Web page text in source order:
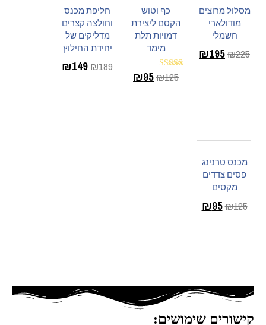
מסלול מרוצים
מודולארי
חשמלי
₪225
₪195
כף וטוש
הקסם ליצירת
דמויות תלת
מימד
דורג
5.00
₪125
₪95
חליפת מכנס
וחולצה קצרים
מדליקים של
יחידת החילוץ
₪189
₪149
מכנס טרנינג
פסים צדדים
מקסים
₪125
₪95
קישורים שימושים: